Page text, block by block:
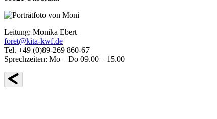
Leitung: Monika Ebert
foret@kita-kwf.de
Tel. +49 (0)89-269 860-67
Sprechzeiten: Mo – Do 09.00 – 15.00